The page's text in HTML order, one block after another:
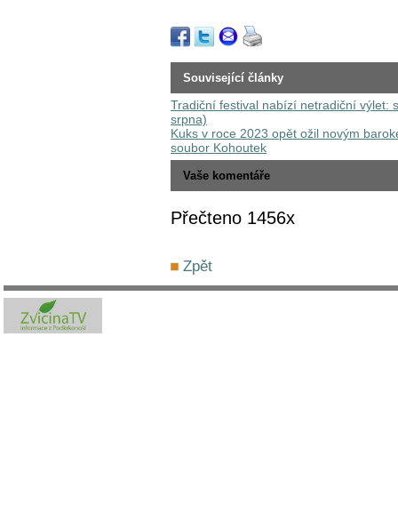
Související články
Tradiční festival nabízí netradiční výlet:
srpna)
Kuks v roce 2023 opět ožil novým
soubor Kohoutek
Vaše komentáře
Přečteno 1456x
Zpět